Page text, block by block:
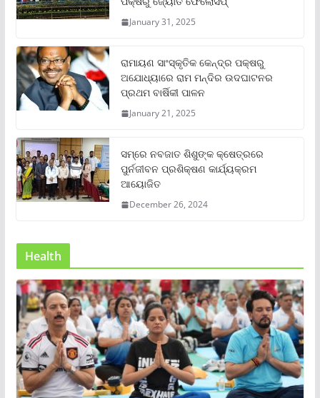
January 31, 2025
ରାମାୟଣ ସାଂସ୍କୃତିକ କେନ୍ଦ୍ର ପକ୍ଷରୁ
ଅଯୋଧ୍ୟାରେ ରାମ ମନ୍ଦିର ଉଦଘାଟନର
ପ୍ରଥମ ବାର୍ଷିକୀ ପାଳନ
January 21, 2025
ସମ୍‌ରେ ନବଜାତ ଶିଶୁଙ୍କ କ୍ଷେତ୍ରରେ
ପୁର୍ନଜୀବନ ପ୍ରଶିକ୍ଷଣ କାର୍ଯ୍ୟକ୍ରମ
ଆୟୋଜିତ
December 26, 2024
Health